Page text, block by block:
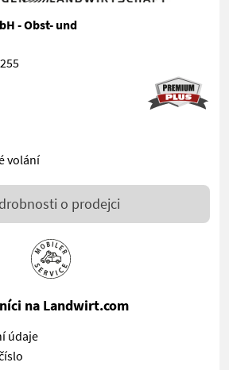
- Obst- und
volání
o prodejci
na Landwirt.com
údaje